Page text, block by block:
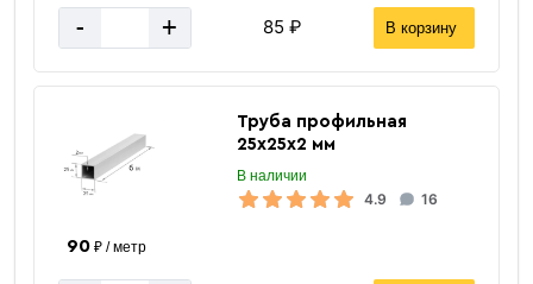
- + 85 ₽ В корзину
Труба профильная
25х25х2 мм
В наличии
4.9 16
90₽ / метр